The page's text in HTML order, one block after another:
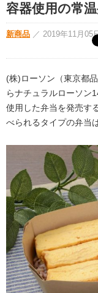
容器使用の常
新商品 ／ 2019年11月05
(株)ローソン（東京都
らナチュラルローソン
使用した弁当を発売す
べられるタイプの弁当